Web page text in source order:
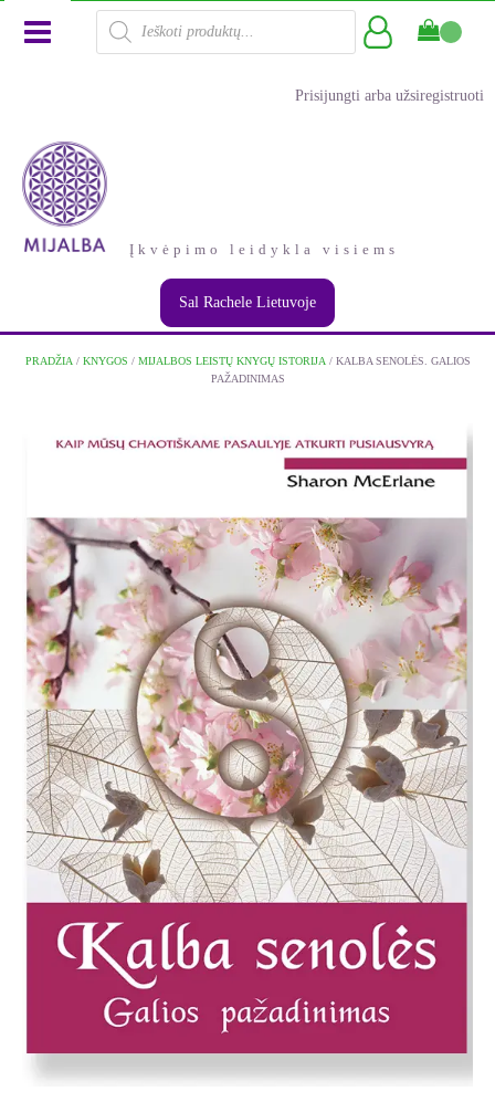
Products
search
Prisijungti arba užsiregistruoti
Įkvėpimo leidykla visiems
Sal Rachele Lietuvoje
PRADŽIA / KNYGOS / MIJALBOS LEISTŲ KNYGŲ ISTORIJA / KALBA SENOLĖS. GALIOS
PAŽADINIMAS